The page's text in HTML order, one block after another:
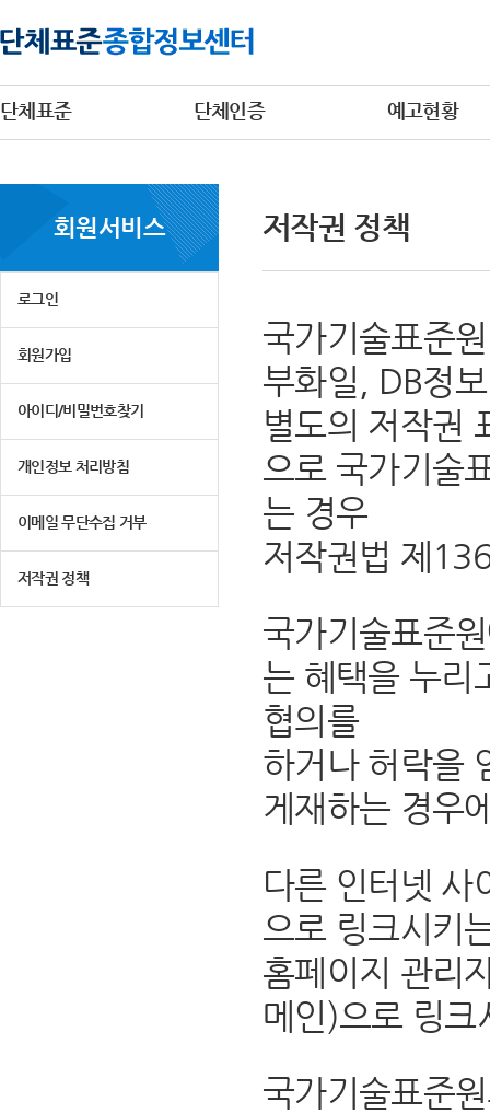
단체표준 단체인증 예고현황
회원서비스
로그인
회원가입
아이디/비밀번호찾기
개인정보 처리방침
이메일 무단수집 거부
저작권 정책
저작권 정책
국가기술표준
부화일, DB정
별도의 저작권
으로 국가기술
는 경우
저작권법 제
국가기술표준
는 혜택을 누리
협의를
하거나 허락을
게재하는 경우
다른 인터넷 사
으로 링크시키
홈페이지 관리
메인)으로 링크
국가기술표준